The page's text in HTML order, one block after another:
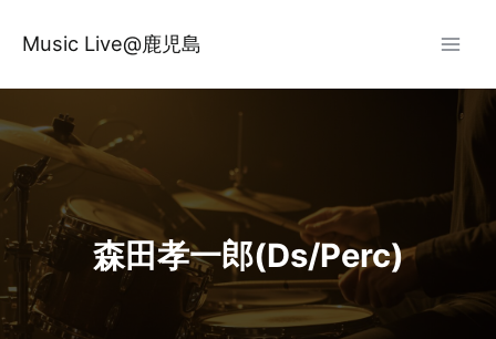
ス
キ
ッ
プ
Music Live@鹿児島
森田孝一郎(Ds/Perc)